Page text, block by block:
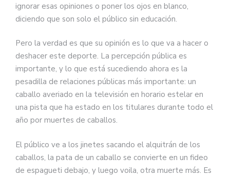
ignorar esas opiniones o poner los ojos en blanco,
diciendo que son solo el público sin educación.
Pero la verdad es que su opinión es lo que va a hacer o
deshacer este deporte. La percepción pública es
importante, y lo que está sucediendo ahora es la
pesadilla de relaciones públicas más importante: un
caballo averiado en la televisión en horario estelar en
una pista que ha estado en los titulares durante todo el
año por muertes de caballos.
El público ve a los jinetes sacando el alquitrán de los
caballos, la pata de un caballo se convierte en un fideo
de espagueti debajo, y luego voila, otra muerte más. Es